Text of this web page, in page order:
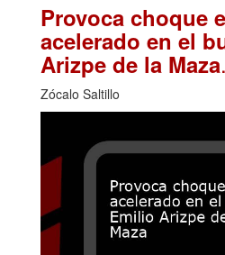
Provoca choque
acelerado en el
Arizpe de la Maza
Zócalo Saltillo